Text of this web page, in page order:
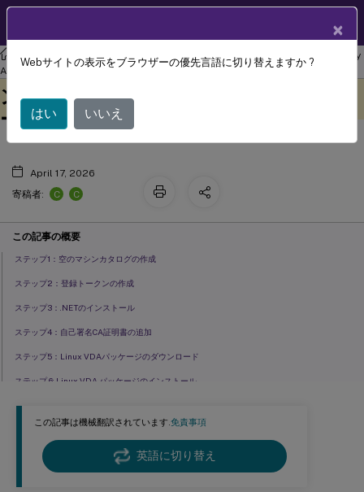
リナックス バーチャル デリバリー エージェント
Linux Virtual Delivery
Agent 2407
この記事は機械翻訳されています.免責事項
英語に切り替え
翻訳されています。
簡易インストールを使用した非ドメイ
ン参加Linux VDAの作成（プレビュ
ー）
April 17, 2026
寄稿者:
C C
この記事の概要
ステップ1：空のマシンカタログの作成
ステップ2：登録トークンの作成
ステップ3：.NETのインストール
ステップ4：自己署名CA証明書の追加
ステップ5：Linux VDAパッケージのダウンロード
ステップ 6: Linux VDA パッケージのインストール
ステップ 7: NVIDIA GRID ドライバーのインストール
ステップ 8: 使用するデータベースの指定
ステップ 9: Easy Install を実行して環境と VDA を構成し、インストールを完了する
×
Webサイトの表示をブラウザーの優先言語に切り替えますか ?
はい いいえ